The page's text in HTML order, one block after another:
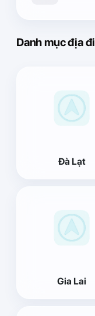
Danh mục địa
Đà Lạt
Gia Lai